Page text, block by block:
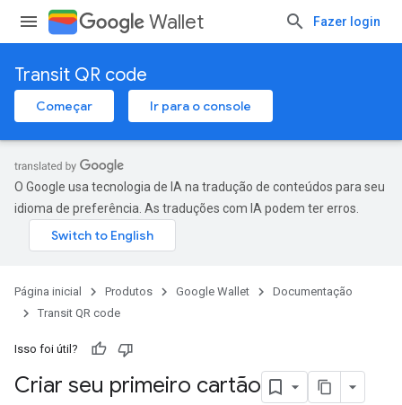
Wallet Fazer login
Transit QR code
Começar Ir para o console
O Google usa tecnologia de IA na tradução de conteúdos para seu
idioma de preferência. As traduções com IA podem ter erros.
Página inicial Produtos Google Wallet
Documentação
Transit QR code
Isso foi útil?
Criar seu primeiro cartão